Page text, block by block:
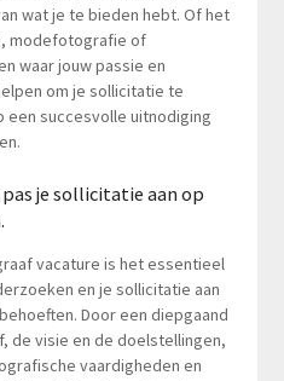
wat je te bieden hebt. Of het
modefotografie of
waar jouw passie en
om je sollicitatie te
een succesvolle uitnodiging
je sollicitatie aan op
vacature is het essentieel
en je sollicitatie aan
Door een diepgaand
de visie en de doelstellingen,
vaardigheden en